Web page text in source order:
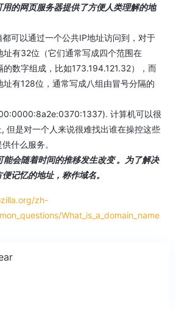
的网页服务器提供了方便人类理解的地
可以通过一个公共IP地址访问到，对于
址有32位（它们通常写成四个范围在
数字组成，比如173.194.121.32），而
有128位，通常写成八组由冒号分隔的
计算机可以很
但是对一个人来说很难找出谁在操控这些
什么服务。
能会随着时间的推移发生改变 。为了解决
记忆的地址，称作域名。
zh-
What_is_a_domain_name